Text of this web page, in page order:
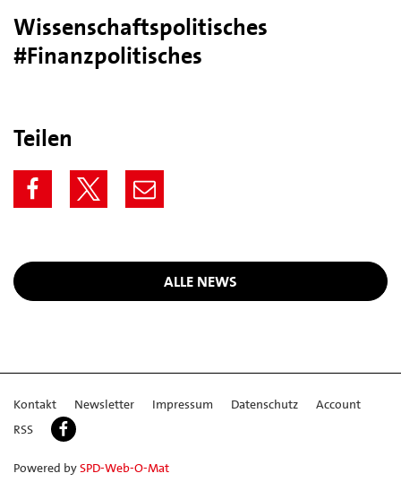
Wissenschaftspolitisches
#Finanzpolitisches
Teilen
ALLE NEWS
Kontakt Newsletter Impressum Datenschutz
Account
RSS
Powered bySPD-Web-O-Mat